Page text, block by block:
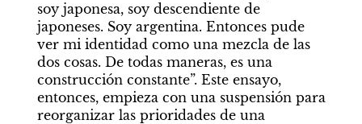
soy japonesa, soy descendiente de
japoneses. Soy argentina. Entonces pude
ver mi identidad como una mezcla de las
dos cosas. De todas maneras, es una
construcción constante”. Este ensayo,
entonces, empieza con una suspensión para
reorganizar las prioridades de una